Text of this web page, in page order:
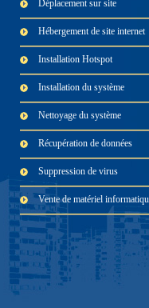
Déplacement sur site
Hébergement de site internet
Installation Hotspot
Installation du système
Nettoyage du système
Récupération de données
Suppression de virus
Vente de matériel